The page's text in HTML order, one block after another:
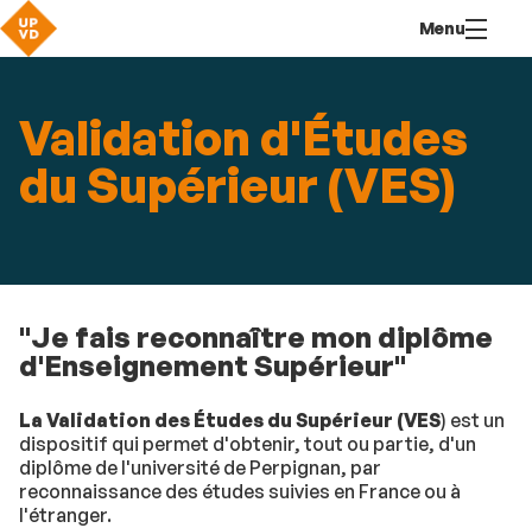
contenu
Menu
Validation d'Études
du Supérieur (VES)
"Je fais reconnaître mon diplôme
d'Enseignement Supérieur"
La Validation des Études du Supérieur (VES) est un
dispositif qui permet d'obtenir, tout ou partie, d'un
diplôme de l'université de Perpignan, par
reconnaissance des études suivies en France ou à
l'étranger.